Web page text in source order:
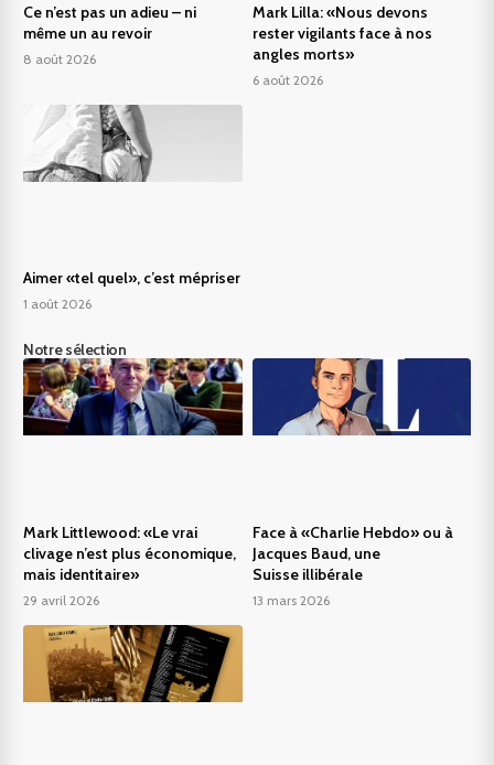
Ce n’est pas un adieu – ni
même un au revoir
8 août 2026
Mark Lilla: «Nous devons
rester vigilants face à nos
angles morts»
6 août 2026
Aimer «tel quel», c’est mépriser
1 août 2026
Notre sélection
Mark Littlewood: «Le vrai
clivage n’est plus économique,
mais identitaire»
29 avril 2026
Face à «Charlie Hebdo» ou à
Jacques Baud, une
Suisse illibérale
13 mars 2026